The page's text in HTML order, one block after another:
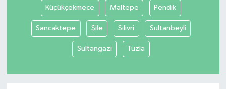
Küçükçekmece Maltepe Pendik
Sancaktepe Şile Silivri Sultanbeyli
Sultangazi Tuzla